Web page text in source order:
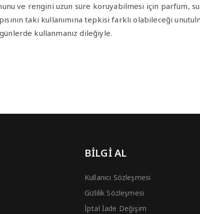
ve rengini uzun süre koruyabilmesi için parfüm,
takı kullanımına tepkisi farklı olabileceği
kullanmanız dileğiyle.
BİLGİ AL
Kullanıcı Sözleşmesi
Gizlilik Sözleşmesi
İptal İade Değişim